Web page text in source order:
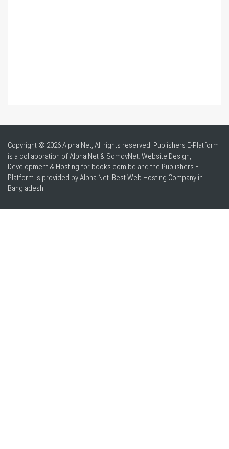
Copyright © 2026 Alpha Net, All rights reserved. Publishers E-Platform
is a collaboration of Alpha Net & SomoyNet. Website Design,
Development & Hosting for books.com.bd and the Publishers E-
Platform is provided by Alpha Net. BestWeb Hosting Company in
Bangladesh.